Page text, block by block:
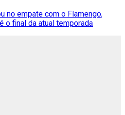
no empate com o Flamengo,
o final da atual temporada